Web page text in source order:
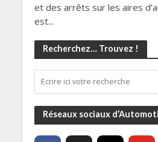
et des arrêts sur les aires
est...
Recherchez… Trouvez !
Réseaux sociaux